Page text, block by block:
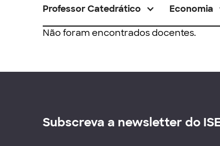
Professor Catedrático Economia
Não foram encontrados docentes.
Subscreva a newsletter do